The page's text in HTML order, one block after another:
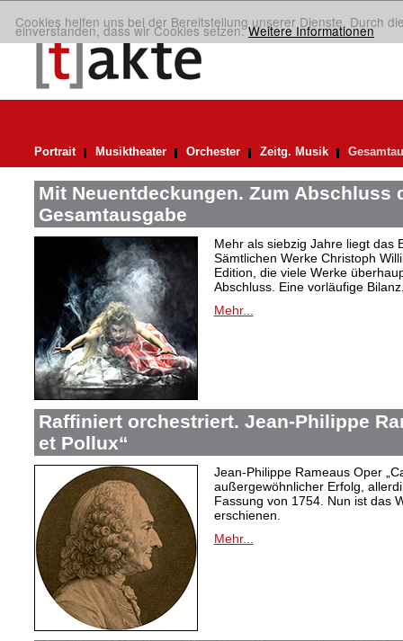
Cookies helfen uns bei der Bereitstellung unserer Dienste. Durch
einverstanden, dass wir Cookies setzen.Weitere Informationen
Portrait Musiktheater Orchester Zeitg. Musik
Mit Neuentdeckungen. Zum Abschluss
Gesamtausgabe
Mehr als siebzig Jahre liegt das
Sämtlichen Werke Christoph
Edition, die viele Werke
Abschluss. Eine vorläufige
Mehr...
Raffiniert orchestriert. Jean-Philippe
et Pollux“
Jean-Philippe Rameaus Oper
außergewöhnlicher Erfolg,
Fassung von 1754. Nun ist das
erschienen.
Mehr...